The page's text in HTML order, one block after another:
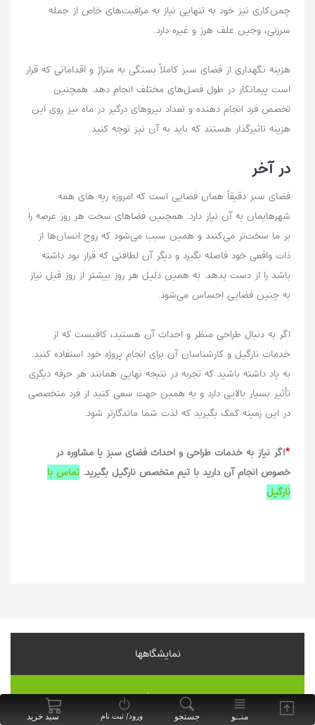
چمن‌کاری نیز خود به تنهایی نیاز به مراقبت‌های خاص از جمله
سرزنی، وجین علف هرز و غیره دارد.
هزینه نگهداری از فضای سبز کاملاً بستگی به متراژ و اقداماتی که قرار
است پیمانکار در طول فصل‌های مختلف انجام دهد. همچنین
تخصص فرد انجام دهنده و تعداد نیروهای درگیر در ماه نیز روی این
هزینه تاثیرگذار هستند که باید به آن نیز توجه کنید.
در آخر
فضای سبز دقیقاً همان فضایی است که امروزه ریه‌ های همه
شهرهایمان به آن نیاز دارد. همچنین فضاهای سخت هر روز عرصه را
بر ما سخت‌تر می‌کنند و همین سبب می‌شود که روح انسان‌ها از
ذات واقعی خود فاصله بگیرد و دیگر آن لطافتی که قرار بود داشته
باشد را از دست بدهد. به همین دلیل هر روز بیشتر از روز قبل نیاز
به چنین فضایی احساس می‌شود.
اگر به دنبال طراحی منظر و احداث آن هستید، کافیست که از
خدمات نارگیل و کارشناسان آن برای انجام پروژه خود استفاده کنید.
به یاد داشته باشید که تجربه در نتیجه نهایی همانند هر حرفه دیگری
تأثیر بسیار بالایی دارد و به همین جهت سعی کنید از فرد متخصصی
در این زمینه کمک بگیرید که لذت شما ماندگارتر شود.
*اگر نیاز به خدمات طراحی و احداث فضای سبز یا مشاوره در
خصوص انجام آن دارید با تیم متخصص نارگیل بگیرید. تماس با
نارگیل
نمایشگاهها
موسسات
منــو جستجو ورود/ ثبت نام سبد خرید